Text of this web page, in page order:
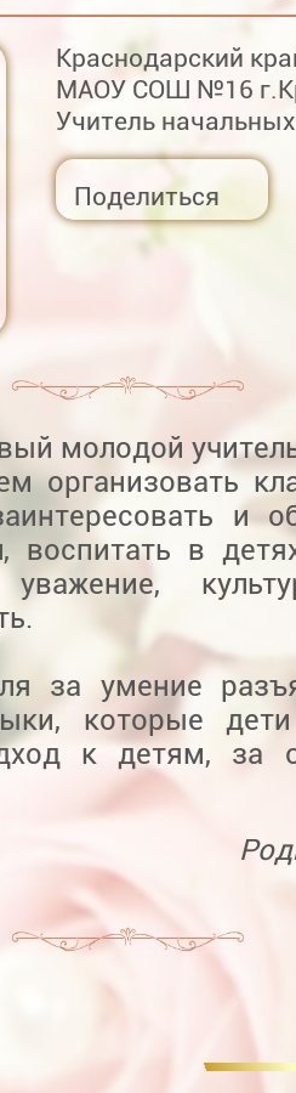
Краснодарский
МАОУ СОШ №16
Учитель
Поделиться
молодой
организовать
и
воспитать в
за умение
которые
к детям, за